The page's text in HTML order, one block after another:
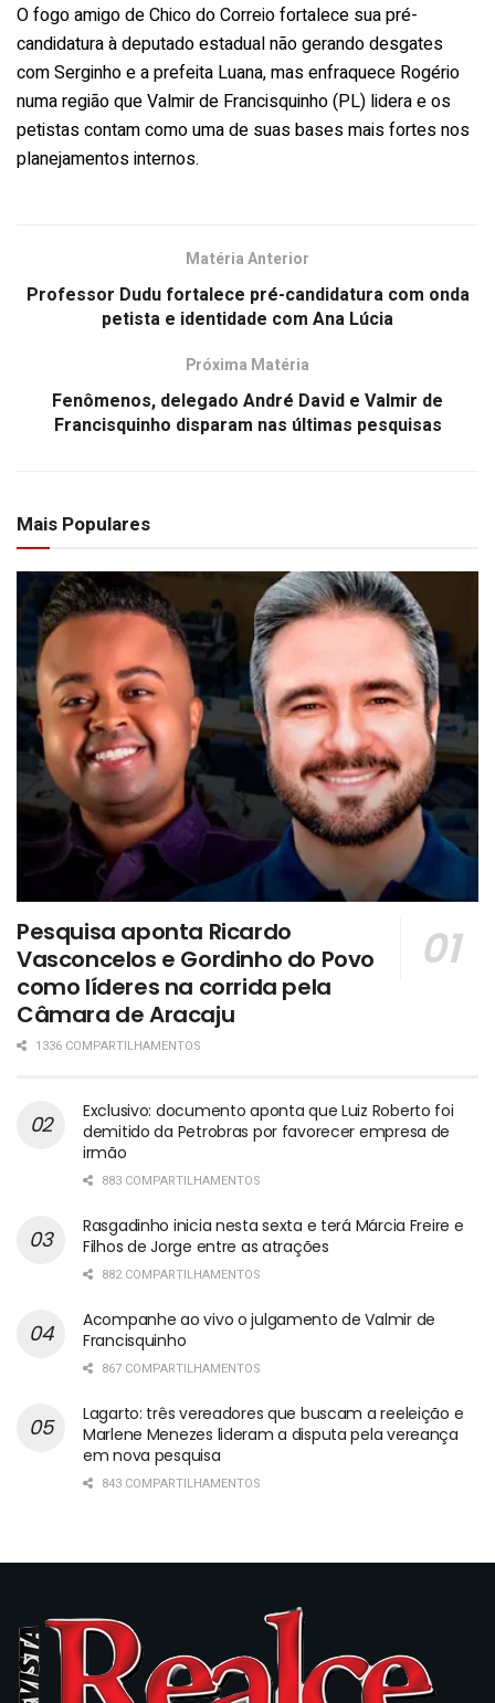
O fogo amigo de Chico do Correio fortalece sua pré-
candidatura à deputado estadual não gerando desgates
com Serginho e a prefeita Luana, mas enfraquece Rogério
numa região que Valmir de Francisquinho (PL) lidera e os
petistas contam como uma de suas bases mais fortes nos
planejamentos internos.
Matéria Anterior
Professor Dudu fortalece pré-candidatura com onda
petista e identidade com Ana Lúcia
Próxima Matéria
Fenômenos, delegado André David e Valmir de
Francisquinho disparam nas últimas pesquisas
Mais Populares
Pesquisa aponta Ricardo
Vasconcelos e Gordinho do Povo
como líderes na corrida pela
Câmara de Aracaju
1336 COMPARTILHAMENTOS
Exclusivo: documento aponta que Luiz Roberto foi
demitido da Petrobras por favorecer empresa de
irmão
883 COMPARTILHAMENTOS
Rasgadinho inicia nesta sexta e terá Márcia Freire e
Filhos de Jorge entre as atrações
882 COMPARTILHAMENTOS
Acompanhe ao vivo o julgamento de Valmir de
Francisquinho
867 COMPARTILHAMENTOS
Lagarto: três vereadores que buscam a reeleição e
Marlene Menezes lideram a disputa pela vereança
em nova pesquisa
843 COMPARTILHAMENTOS